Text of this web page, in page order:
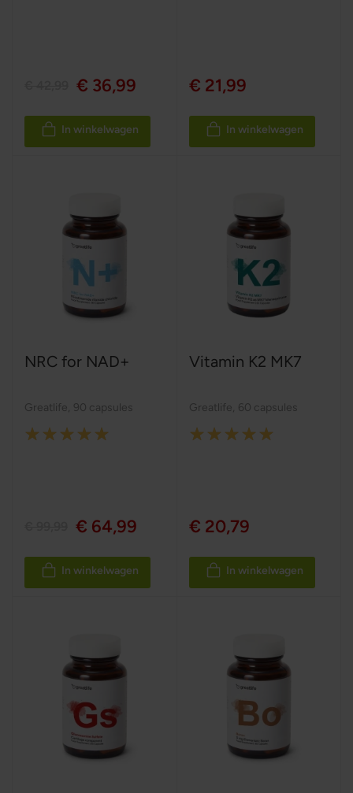
€ 36,99
In winkelwagen
€ 21,99
In winkelwagen
NRC for NAD+
Greatlife 90 capsules
Rating:
€ 64,99
In winkelwagen
Vitamin K2 MK7
Greatlife 60 capsules
Rating:
€ 20,79
In winkelwagen